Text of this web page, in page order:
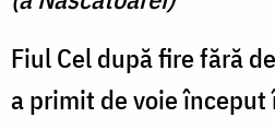
Fiul Cel după fire fără
a primit de voie început